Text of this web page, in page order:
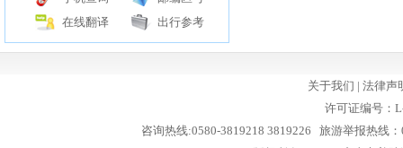
在线翻译
出行参考
关于我们 | 法律声
许可证编号：
咨询热线:0580-3819218 3819226 旅游举报热线